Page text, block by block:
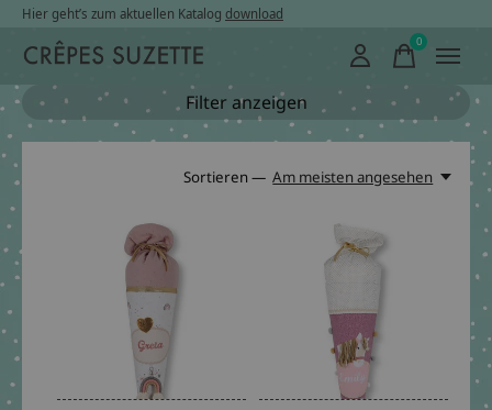
Hier geht’s zum aktuellen Katalog download
0items
Filter anzeigen
Sortieren — Am meisten angesehen